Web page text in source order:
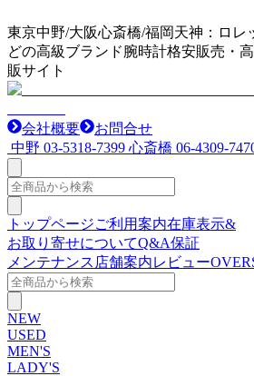
東京中野/大阪心斎橋/福岡天神：ロレ
どの高級ブランド腕時計格安販売・
販サイト
会社概要
お問合せ
中野 03-5318-7399 心斎橋 06-4309-
トップページご利用案内在庫表示&
お取り寄せについてQ&A保証
メンテナンス 店舗案内レビュー
NEW
USED
MEN'S
LADY'S